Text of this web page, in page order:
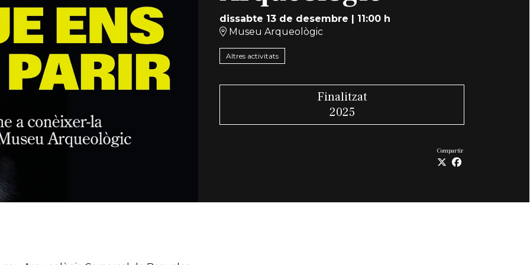
dissabte 13 de desembre
11:00 h
Museu Arqueològic
Altres activitats
Finalitzat
2025
Compartir